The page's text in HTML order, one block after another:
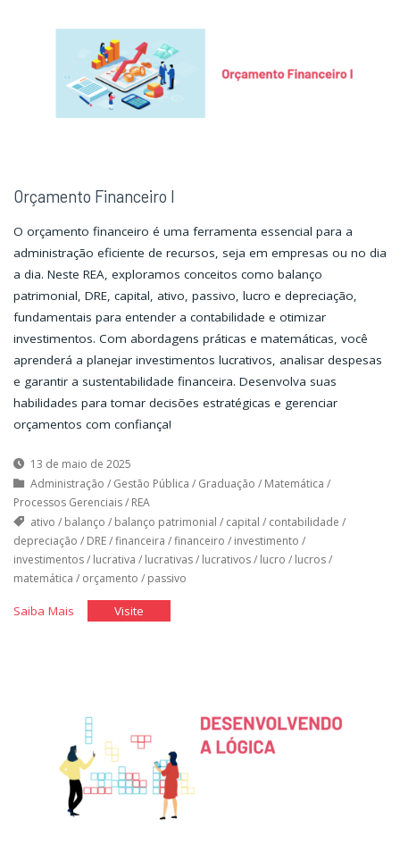
Orçamento Financeiro I
O orçamento financeiro é uma ferramenta essencial para a
administração eficiente de recursos, seja em empresas ou no dia
a dia. Neste REA, exploramos conceitos como balanço
patrimonial, DRE, capital, ativo, passivo, lucro e depreciação,
fundamentais para entender a contabilidade e otimizar
investimentos. Com abordagens práticas e matemáticas, você
aprenderá a planejar investimentos lucrativos, analisar despesas
e garantir a sustentabilidade financeira. Desenvolva suas
habilidades para tomar decisões estratégicas e gerenciar
orçamentos com confiança!
13 de maio de 2025
Administração / Gestão Pública / Graduação / Matemática /
Processos Gerenciais/ REA
ativo / balanço / balanço patrimonial / capital / contabilidade /
depreciação / DRE/financeira /financeiro / investimento /
investimentos/ lucrativa / lucrativas/ lucrativos/ lucro / lucros/
matemática / orçamento / passivo
Saiba Mais"Orçamento
Visite"Orçamento